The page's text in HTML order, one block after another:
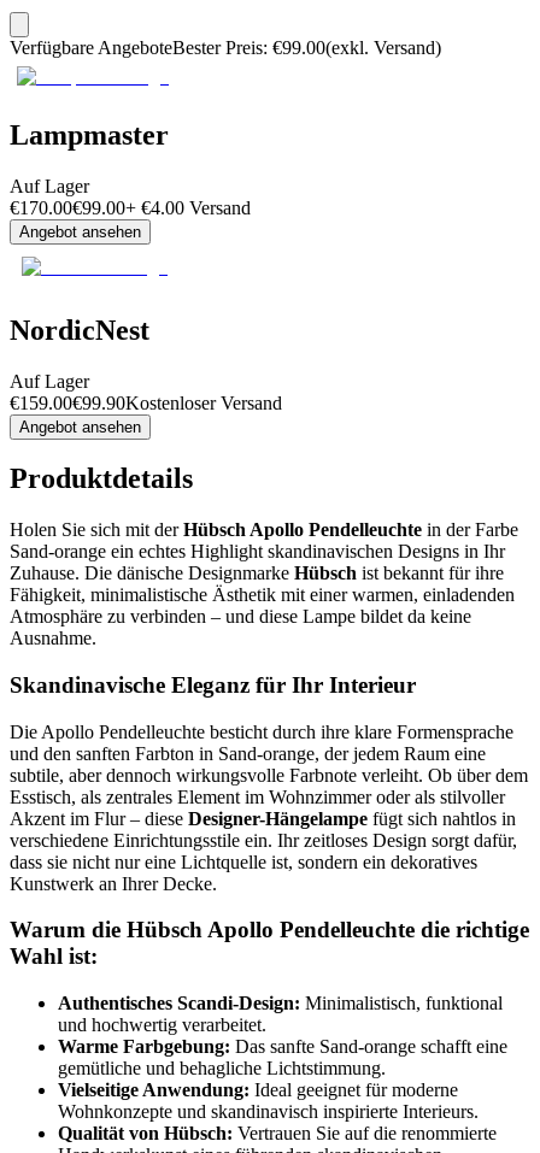
Verfügbare AngeboteBester Preis: €99.00(exkl. Versand)
Lampmaster
Auf Lager
€170.00€99.00+ €4.00 Versand
Angebot ansehen
NordicNest
Auf Lager
€159.00€99.90Kostenloser Versand
Angebot ansehen
Produktdetails
Holen Sie sich mit derHübsch Apollo Pendelleuchte in der Farbe
Sand-orange ein echtes Highlight skandinavischen Designs in Ihr
Zuhause. Die dänische Designmarke Hübsch ist bekannt für ihre
Fähigkeit, minimalistische Ästhetik mit einer warmen, einladenden
Atmosphäre zu verbinden – und diese Lampe bildet da keine
Ausnahme.
Skandinavische Eleganz für Ihr Interieur
Die Apollo Pendelleuchte besticht durch ihre klare Formensprache
und den sanften Farbton in Sand-orange, der jedem Raum eine
subtile, aber dennoch wirkungsvolle Farbnote verleiht. Ob über dem
Esstisch, als zentrales Element im Wohnzimmer oder als stilvoller
Akzent im Flur – diese Designer-Hängelampe fügt sich nahtlos in
verschiedene Einrichtungsstile ein. Ihr zeitloses Design sorgt dafür,
dass sie nicht nur eine Lichtquelle ist, sondern ein dekoratives
Kunstwerk an Ihrer Decke.
Warum die Hübsch Apollo Pendelleuchte die richtige
Wahl ist:
Authentisches Scandi-Design: Minimalistisch, funktional
und hochwertig verarbeitet.
Warme Farbgebung: Das sanfte Sand-orange schafft eine
gemütliche und behagliche Lichtstimmung.
Vielseitige Anwendung: Ideal geeignet für moderne
Wohnkonzepte und skandinavisch inspirierte Interieurs.
Qualität von Hübsch: Vertrauen Sie auf die renommierte